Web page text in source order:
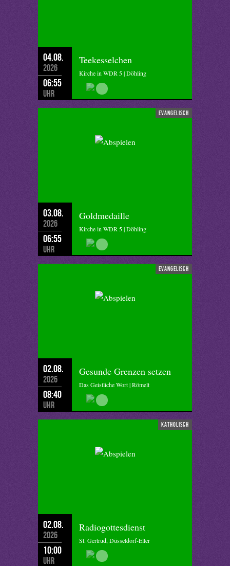
04.08.
2026
06:55
Uhr
Teekesselchen
Kirche in WDR 5 | Döhling
evangelisch
03.08.
2026
06:55
Uhr
Goldmedaille
Kirche in WDR 5 | Döhling
evangelisch
02.08.
2026
08:40
Uhr
Gesunde Grenzen setzen
Das Geistliche Wort | Römelt
katholisch
02.08.
2026
10:00
Uhr
Radiogottesdienst
St. Gertrud, Düsseldorf-Eller